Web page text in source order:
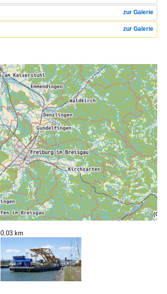
zur Galerie
zur Galerie
(C)
0,03 km